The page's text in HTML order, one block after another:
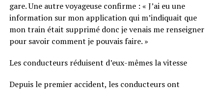
gare. Une autre voyageuse confirme : « J’ai eu une
information sur mon application qui m’indiquait que
mon train était supprimé donc je venais me renseigner
pour savoir comment je pouvais faire. »
Les conducteurs réduisent d’eux-mêmes la vitesse
Depuis le premier accident, les conducteurs ont